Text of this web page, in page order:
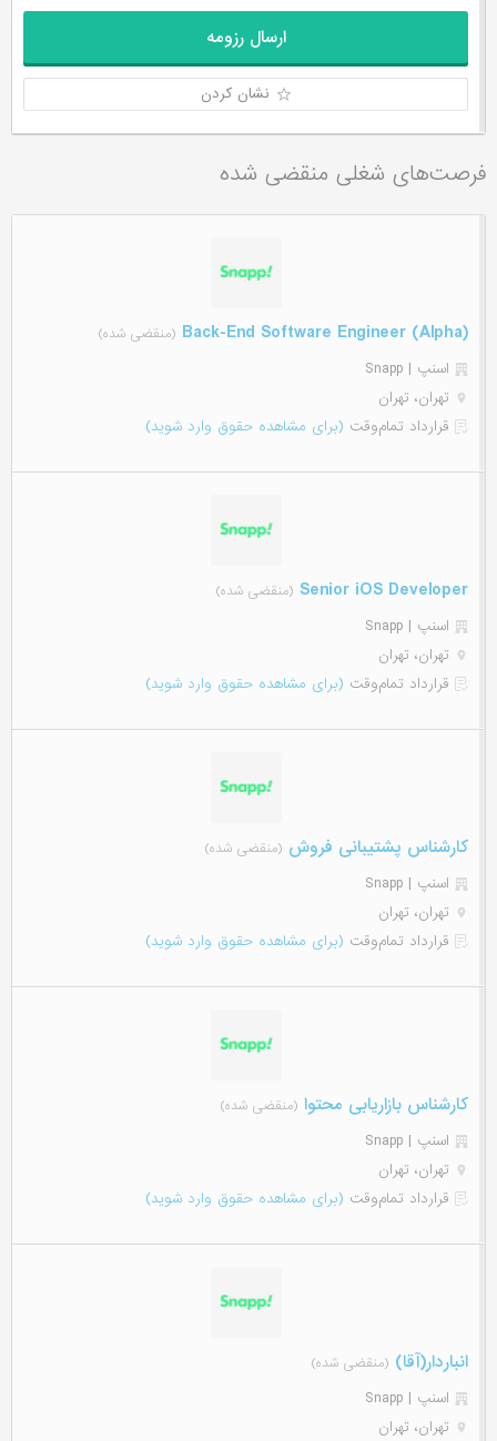
ارسال رزومه
نشان کردن
فرصت‌های شغلی منقضی شده
(Back-End Software Engineer (Alpha (منقضی شده)
اسنپ | Snapp
تهران، تهران
قرارداد تمام‌وقت (برای مشاهده حقوق وارد شوید)
Senior iOS Developer (منقضی شده)
اسنپ | Snapp
تهران، تهران
قرارداد تمام‌وقت (برای مشاهده حقوق وارد شوید)
کارشناس پشتیبانی فروش (منقضی شده)
اسنپ | Snapp
تهران، تهران
قرارداد تمام‌وقت (برای مشاهده حقوق وارد شوید)
کارشناس بازاریابی محتوا (منقضی شده)
اسنپ | Snapp
تهران، تهران
قرارداد تمام‌وقت (برای مشاهده حقوق وارد شوید)
انباردار(آقا) (منقضی شده)
اسنپ | Snapp
تهران، تهران